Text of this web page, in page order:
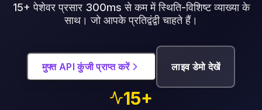
15+ पेशेवर प्रसार 300ms से कम में स्थिति-विशिष्ट व्याख्या के
साथ। जो आपके प्रतिद्वंद्वी चाहते हैं।
मुफ्त API कुंजी प्राप्त करें लाइव डेमो देखें
15+